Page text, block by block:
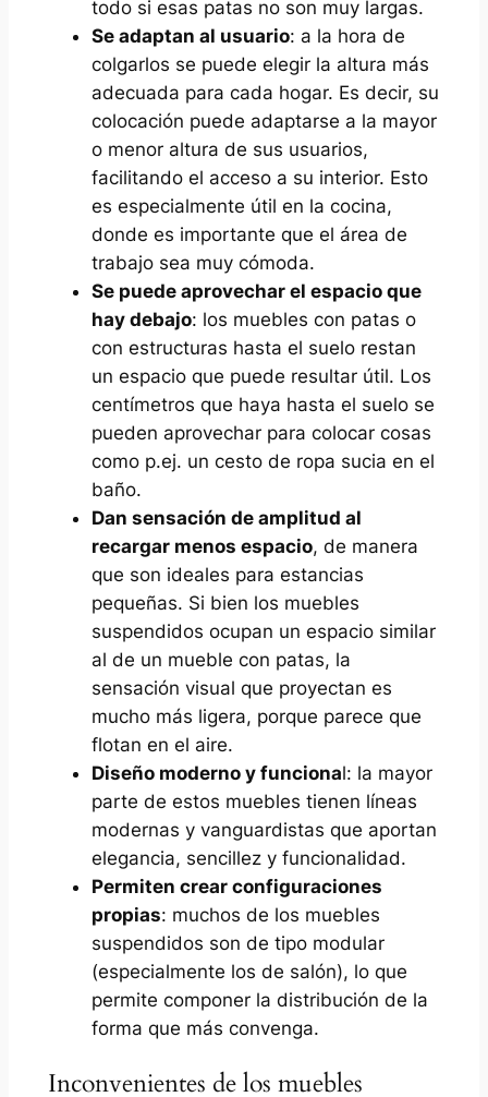
todo si esas patas no son muy largas.
Se adaptan al usuario: a la hora de
colgarlos se puede elegir la altura más
adecuada para cada hogar. Es decir, su
colocación puede adaptarse a la mayor
o menor altura de sus usuarios,
facilitando el acceso a su interior. Esto
es especialmente útil en la cocina,
donde es importante que el área de
trabajo sea muy cómoda.
Se puede aprovechar el espacio que
hay debajo: los muebles con patas o
con estructuras hasta el suelo restan
un espacio que puede resultar útil. Los
centímetros que haya hasta el suelo se
pueden aprovechar para colocar cosas
como p.ej. un cesto de ropa sucia en el
baño.
Dan sensación de amplitud al
recargar menos espacio, de manera
que son ideales para estancias
pequeñas. Si bien los muebles
suspendidos ocupan un espacio similar
al de un mueble con patas, la
sensación visual que proyectan es
mucho más ligera, porque parece que
flotan en el aire.
Diseño moderno y funcional: la mayor
parte de estos muebles tienen líneas
modernas y vanguardistas que aportan
elegancia, sencillez y funcionalidad.
Permiten crear configuraciones
propias: muchos de los muebles
suspendidos son de tipo modular
(especialmente los de salón), lo que
permite componer la distribución de la
forma que más convenga.
Inconvenientes de los muebles